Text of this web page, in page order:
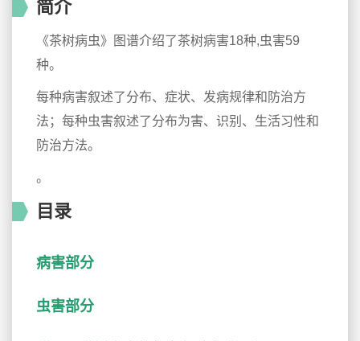
简介
《茶树病虫》图谱介绍了茶树病害18种,虫害59
种。
每种病害叙述了分布、症状、发病规律和防治方
法；每种虫害叙述了分布为害、识别、生活习性和
防治方法。
。
目录
病害部分
虫害部分